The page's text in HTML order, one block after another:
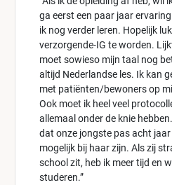
ga eerst een paar jaar
ik nog verder leren. Hopelijk
verzorgende-IG te worden.
moet sowieso mijn taal nog
altijd Nederlandse les. Ik kan
met patiënten/bewoners op
Ook moet ik heel veel
allemaal onder de knie
dat onze jongste pas acht jaar
mogelijk bij haar zijn. Als zij
school zit, heb ik meer tijd en
studeren.”